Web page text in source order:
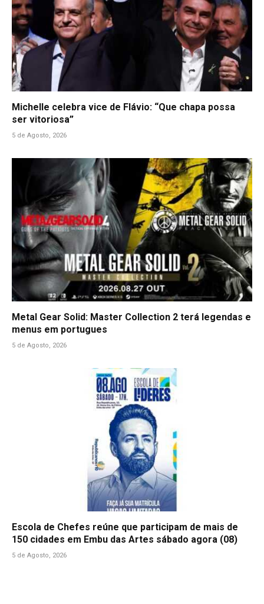
Michelle celebra vice de Flávio: “Que chapa possa
ser vitoriosa”
5 de Agosto, 2026
Metal Gear Solid: Master Collection 2 terá legendas e
menus em portugues
5 de Agosto, 2026
Escola de Chefes reúne que participam de mais de
150 cidades em Embu das Artes sábado agora (08)
5 de Agosto, 2026